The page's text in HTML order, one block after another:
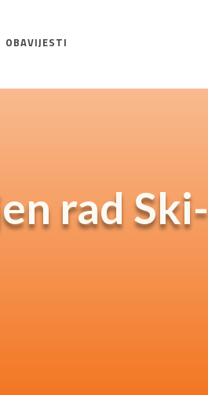
OBAVIJESTI
rad Ski-